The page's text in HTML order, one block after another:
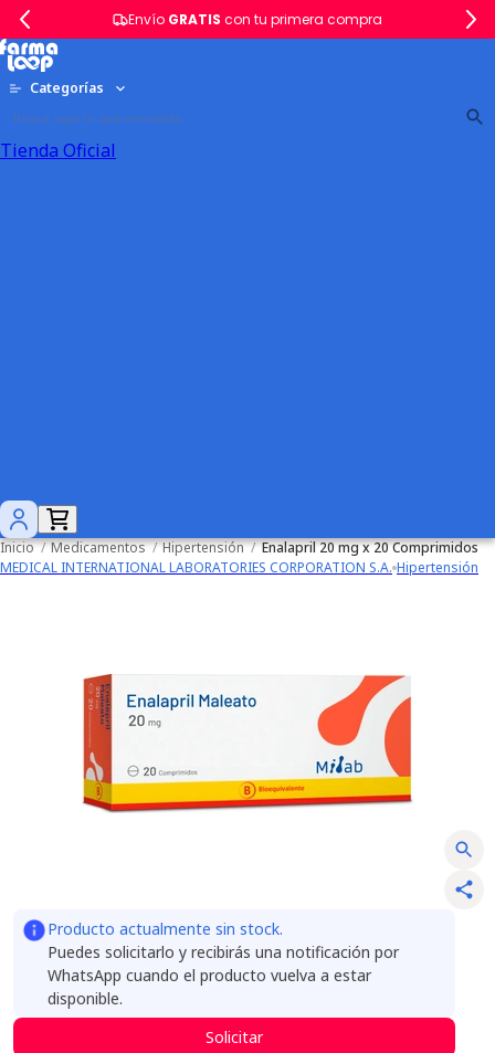
Envío GRATIS con tu primera compra
Categorías
Tienda Oficial
Inicio / Medicamentos / Hipertensión / Enalapril 20 mg x 20 Comprimidos
MEDICAL INTERNATIONAL LABORATORIES CORPORATION S.A. Hipertensión
Producto actualmente sin stock.
Puedes solicitarlo y recibirás una notificación por
WhatsApp cuando el producto vuelva a estar
disponible.
Solicitar